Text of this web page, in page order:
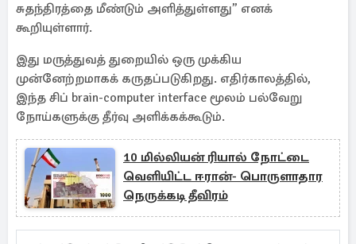
சுதந்திரத்தை மீண்டும் அளித்துள்ளது” எனக்
கூறியுள்ளார்.
இது மருத்துவத் துறையில் ஒரு முக்கிய
முன்னேற்றமாகக் கருதப்படுகிறது. எதிர்காலத்தில்,
இந்த சிப் brain-computer interface மூலம் பல்வேறு
நோய்களுக்கு தீர்வு அளிக்கக்கூடும்.
10 மில்லியன் ரியால் நோட்டை
வெளியிட்ட ஈரான்- பொருளாதார
நெருக்கடி தீவிரம்